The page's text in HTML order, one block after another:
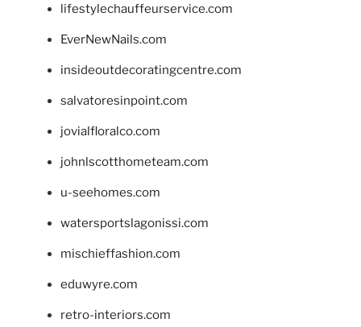
lifestylechauffeurservice.com
EverNewNails.com
insideoutdecoratingcentre.com
salvatoresinpoint.com
jovialfloralco.com
johnlscotthometeam.com
u-seehomes.com
watersportslagonissi.com
mischieffashion.com
eduwyre.com
retro-interiors.com